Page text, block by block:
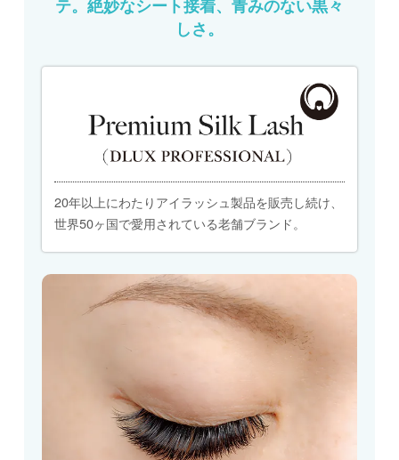
テ。絶妙なシート接着、青みのない黒々
しさ。
20年以上にわたりアイラッシュ製品を販売し続け、
世界50ヶ国で愛用されている老舗ブランド。